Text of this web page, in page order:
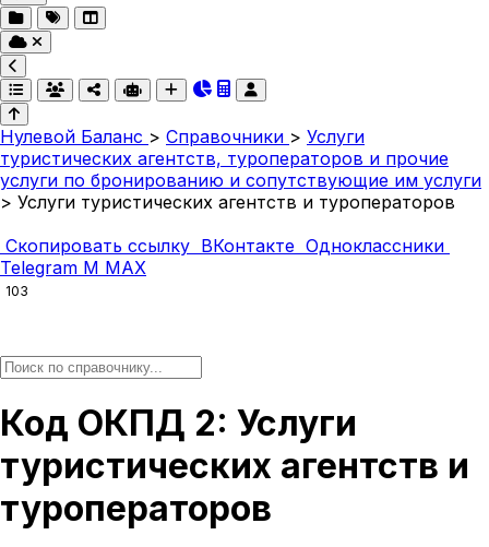
Нулевой Баланс > Справочники > Услуги
туристических агентств, туроператоров и прочие
услуги по бронированию и сопутствующие им услуги
> Услуги туристических агентств и туроператоров
Скопировать ссылку ВКонтакте Одноклассники
Telegram M MAX
103
Код ОКПД 2: Услуги
туристических агентств и
туроператоров